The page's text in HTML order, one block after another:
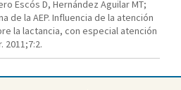
Escós D, Hernández Aguilar MT;
de la AEP. Influencia de la atención
la lactancia, con especial atención
2011;7:2.